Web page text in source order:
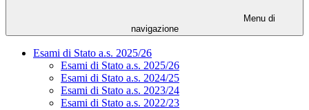
Menu di
navigazione
Esami di Stato a.s. 2025/26
Esami di Stato a.s. 2025/26
Esami di Stato a.s. 2024/25
Esami di Stato a.s. 2023/24
Esami di Stato a.s. 2022/23